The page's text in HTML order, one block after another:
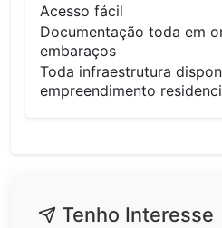
Acesso fácil
Documentação toda em
embaraços
Toda infraestrutura
empreendimento
Tenho Interesse